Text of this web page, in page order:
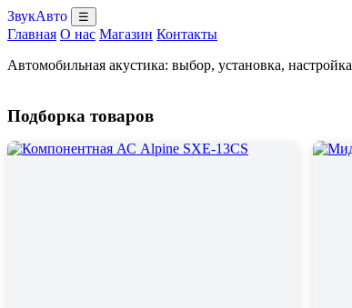
ЗвукАвто ☰
Главная О нас Магазин Контакты
Автомобильная акустика: выбор, установка, настройка
Подборка товаров